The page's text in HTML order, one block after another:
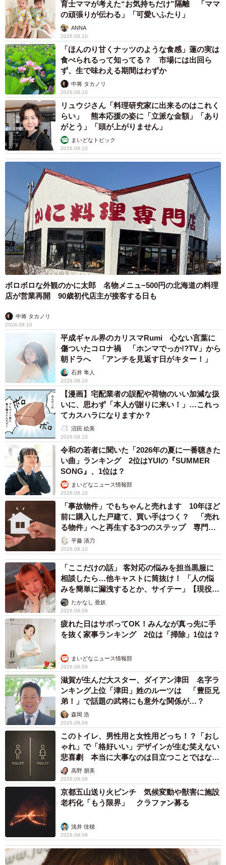
育士ママが考えた“お気持ちだけ”隔離 「ママ
の頑張りが伝わる」「可愛いふたり」
ANNA
2026.08.10
「ほんのり甘くナッツのような食感」蓮の実は
食べられるって知ってる？ 市場には出回ら
ず、生で味わえる期間はわずか
中将 タカノリ
2026.08.10
リュウジさん「料理研究家に出来るのはこれく
らい」 熊本応援の姿に「立派な金額」「あり
がとう」「頭が上がりません」
まいどなトピック
2026.08.10
ボロボロな外観のかに太郎 名物メニュ−500円の北海道の料理
店が営業再開 90歳初代店主が接客する日も
中将 タカノリ
2026.08.10
平成ギャル界のカリスマRumi 心ない言葉に
傷ついたコロナ禍 「ホンマでっか!?TV」から
朝ドラへ 「アンチを見返す日がキター！」
石井 隼人
2026.08.10
【漫画】宅配業者の誤配や荷物のいい加減な扱
いに、思わず「本人が謝りに来い！」…これっ
てカスハラになりますか？
沼田 絵美
2026.08.10
令和の若者に聞いた「2026年の夏に一番聴きた
い曲」ランキング 2位はYUIの『SUMMER
SONG』、1位は？
まいどなニュース情報部
2026.08.10
「事故物件」でもちゃんと売れます 10年ほど
前に購入した戸建て、買い手はつく？ 「売れ
る物件」へと再生する3つのステップ 専門家
が解説平藤 清刀
2026.08.10
「ここだけの話」 客対応の悩みを担当黒服に
相談したら…他キャストに筒抜け！ 「人の悩
みを簡単に漏洩するとか、サイテー」【現役キ
ャストに取材】
たかなし 亜妖
2026.08.09
疲れた日はサボってOK！みんなが真っ先に手
を抜く家事ランキング 2位は「掃除」1位は？
まいどなニュース情報部
2026.08.09
滋賀が生んだ大スター、ダイアン津田 名字ラ
ンキング上位「津田」姓のルーツは 「豊臣兄
弟！」で話題の武将にも意外な関係が…？
森岡 浩
2026.08.09
このトイレ、男性用と女性用どっち！？「おし
ゃれ」で「格好いい」デザインが生む笑えない
悲喜劇 本当に大事なのは目立つことではな
く…高野 朋美
2026.08.09
京都五山送り火ピンチ 気候変動や獣害に施設
老朽化「もう限界」 クラファン募る
浅井 佳穂
2026.08.09